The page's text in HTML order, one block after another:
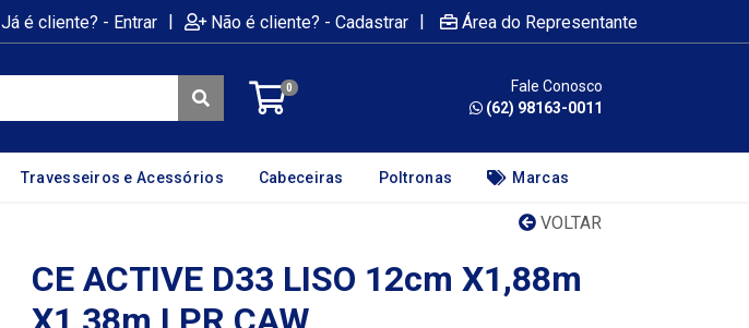
Já é cliente? - Entrar | Não é cliente? - Cadastrar | Área do Representante
0
Fale Conosco
(62) 98163-0011
Travesseiros e Acessórios Cabeceiras Poltronas Marcas
VOLTAR
CE ACTIVE D33 LISO 12cm X1,88m